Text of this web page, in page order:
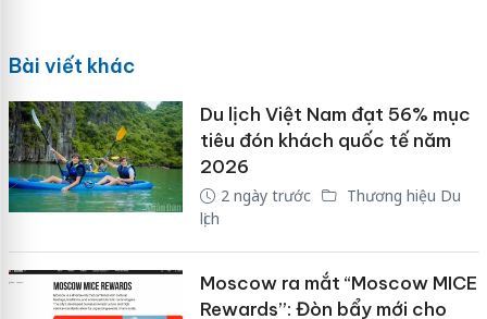
Bài viết khác
Du lịch Việt Nam đạt 56% mục
tiêu đón khách quốc tế năm
2026
2 ngày trước
Thương hiệu Du
lịch
Moscow ra mắt “Moscow MICE
Rewards”: Đòn bẩy mới cho